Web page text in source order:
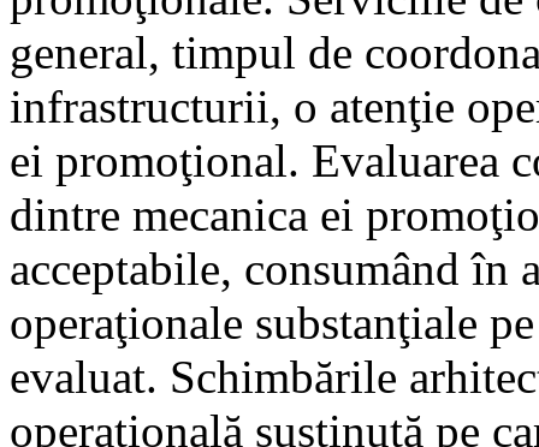
general, timpul de
infrastructurii, o atenţie
ei promoţional. Evaluarea
dintre mecanica ei
acceptabile, consumând în
operaţionale substanţiale
evaluat. Schimbările
operaţională susţinută pe